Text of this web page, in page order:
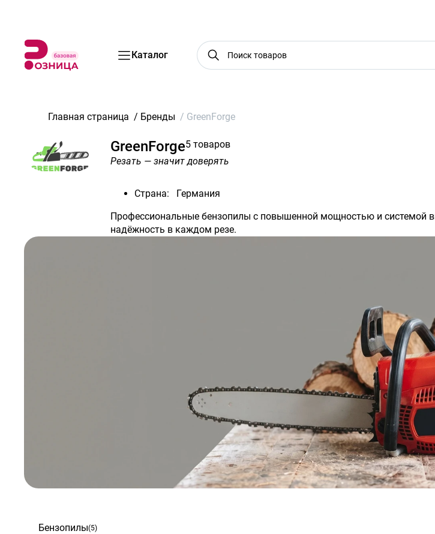
Каталог
Главная страница / Бренды / GreenForge
GreenForge5 товаров
Резать — значит доверять
Страна:
Германия
Профессиональные бензопилы с повышенной мощностью и системой
надёжность в каждом резе.
Бензопилы(5)